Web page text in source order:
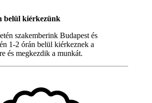
belül kiérkezünk
szakemberink Budapest és
1-2 órán belül kiérkeznek a
és megkezdik a munkát.